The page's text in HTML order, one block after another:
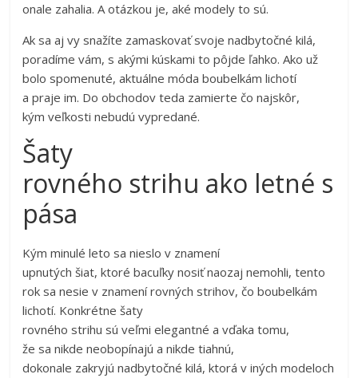
onale zahalia. A otázkou je, aké modely to sú.
Ak sa aj vy snažíte zamaskovať svoje nadbytočné kilá,
poradíme vám, s akými kúskami to pôjde ľahko. Ako už
bolo spomenuté, aktuálne móda boubelkám lichotí
a praje im. Do obchodov teda zamierte čo najskôr,
kým veľkosti nebudú vypredané.
Šaty
rovného strihu ako letné s
pása
Kým minulé leto sa nieslo v znamení
upnutých šiat, ktoré bacuľky nosiť naozaj nemohli, tento
rok sa nesie v znamení rovných strihov, čo boubelkám
lichotí. Konkrétne šaty
rovného strihu sú veľmi elegantné a vďaka tomu,
že sa nikde neobopínajú a nikde tiahnú,
dokonale zakryjú nadbytočné kilá, ktorá v iných modeloch